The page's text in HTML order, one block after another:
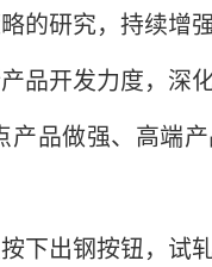
的研究，持续增
开发力度，深
品做强、高端
下出钢按钮，试